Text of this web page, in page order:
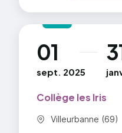
01
sept. 2025
au
Collège les Iris
Commune :
Villeurbanne (69)